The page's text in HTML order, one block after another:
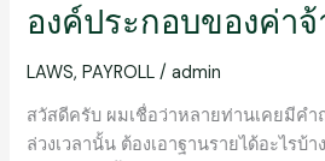
องค์ประกอบของค่าจ้
LAWS,PAYROLL /admin
สวัสดีครับ ผมเชื่อว่าหลายท่านเคยมีค
ล่วงเวลานั้น ต้องเอาฐานรายได้อะไรบ้